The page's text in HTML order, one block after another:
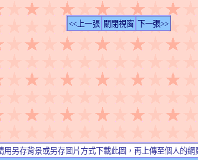
<<上一張 關閉視窗 下一張>>
另存背景或另存圖片方式下載此圖，再上傳至個人的網